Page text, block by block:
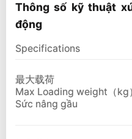
Thông số kỹ thuật
động
Specifications
最大载荷
Max Loading weight（kg
Sức nâng gầu